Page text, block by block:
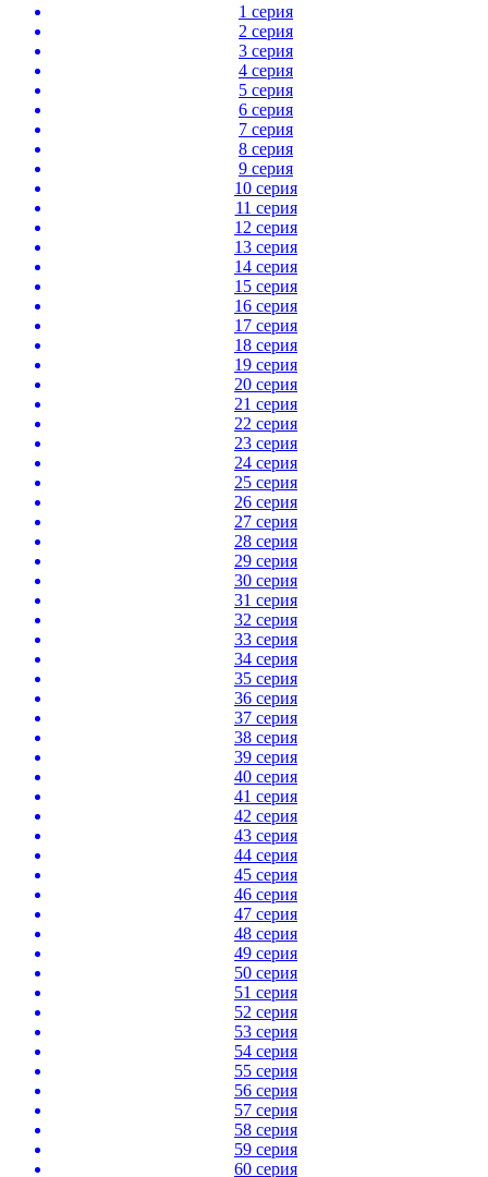
1 серия
2 серия
3 серия
4 серия
5 серия
6 серия
7 серия
8 серия
9 серия
10 серия
11 серия
12 серия
13 серия
14 серия
15 серия
16 серия
17 серия
18 серия
19 серия
20 серия
21 серия
22 серия
23 серия
24 серия
25 серия
26 серия
27 серия
28 серия
29 серия
30 серия
31 серия
32 серия
33 серия
34 серия
35 серия
36 серия
37 серия
38 серия
39 серия
40 серия
41 серия
42 серия
43 серия
44 серия
45 серия
46 серия
47 серия
48 серия
49 серия
50 серия
51 серия
52 серия
53 серия
54 серия
55 серия
56 серия
57 серия
58 серия
59 серия
60 серия